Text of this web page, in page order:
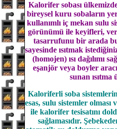
Kalorifer sobası
bireysel kuru sobaların
kullanımlı iç mekan sulu
görünümü ile keyifleri,
tasarrufunu bir arada
sayesinde ısıtmak
(homojen) ısı dağılımı
eşanjör veya boyler
sunan
Kaloriferli soba
esas, sulu sistemler olması
ile kalorifer tesisatını
sağlamasıdır.